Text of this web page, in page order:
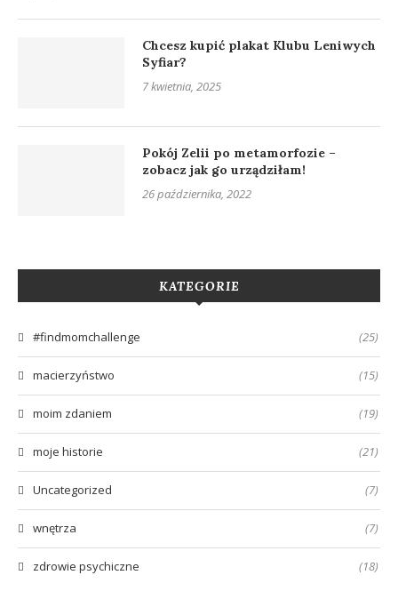
Chcesz kupić plakat Klubu Leniwych
Syfiar?
7 kwietnia, 2025
Pokój Zelii po metamorfozie –
zobacz jak go urządziłam!
26 października, 2022
KATEGORIE
#findmomchallenge (25)
macierzyństwo (15)
moim zdaniem (19)
moje historie (21)
Uncategorized (7)
wnętrza (7)
zdrowie psychiczne (18)